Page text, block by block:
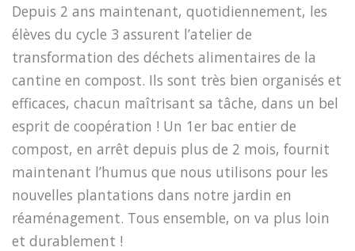
Depuis 2 ans maintenant, quotidiennement, les
élèves du cycle 3 assurent l’atelier de
transformation des déchets alimentaires de la
cantine en compost. Ils sont très bien organisés et
efficaces, chacun maîtrisant sa tâche, dans un bel
esprit de coopération ! Un 1er bac entier de
compost, en arrêt depuis plus de 2 mois, fournit
maintenant l’humus que nous utilisons pour les
nouvelles plantations dans notre jardin en
réaménagement. Tous ensemble, on va plus loin
et durablement !